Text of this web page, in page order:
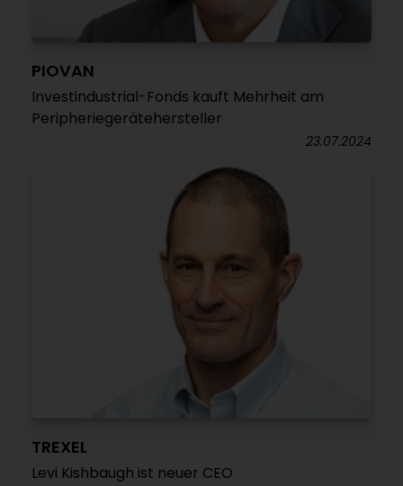
PIOVAN
Investindustrial-Fonds kauft Mehrheit am
Peripheriegerätehersteller
23.07.2024
TREXEL
Levi Kishbaugh ist neuer CEO